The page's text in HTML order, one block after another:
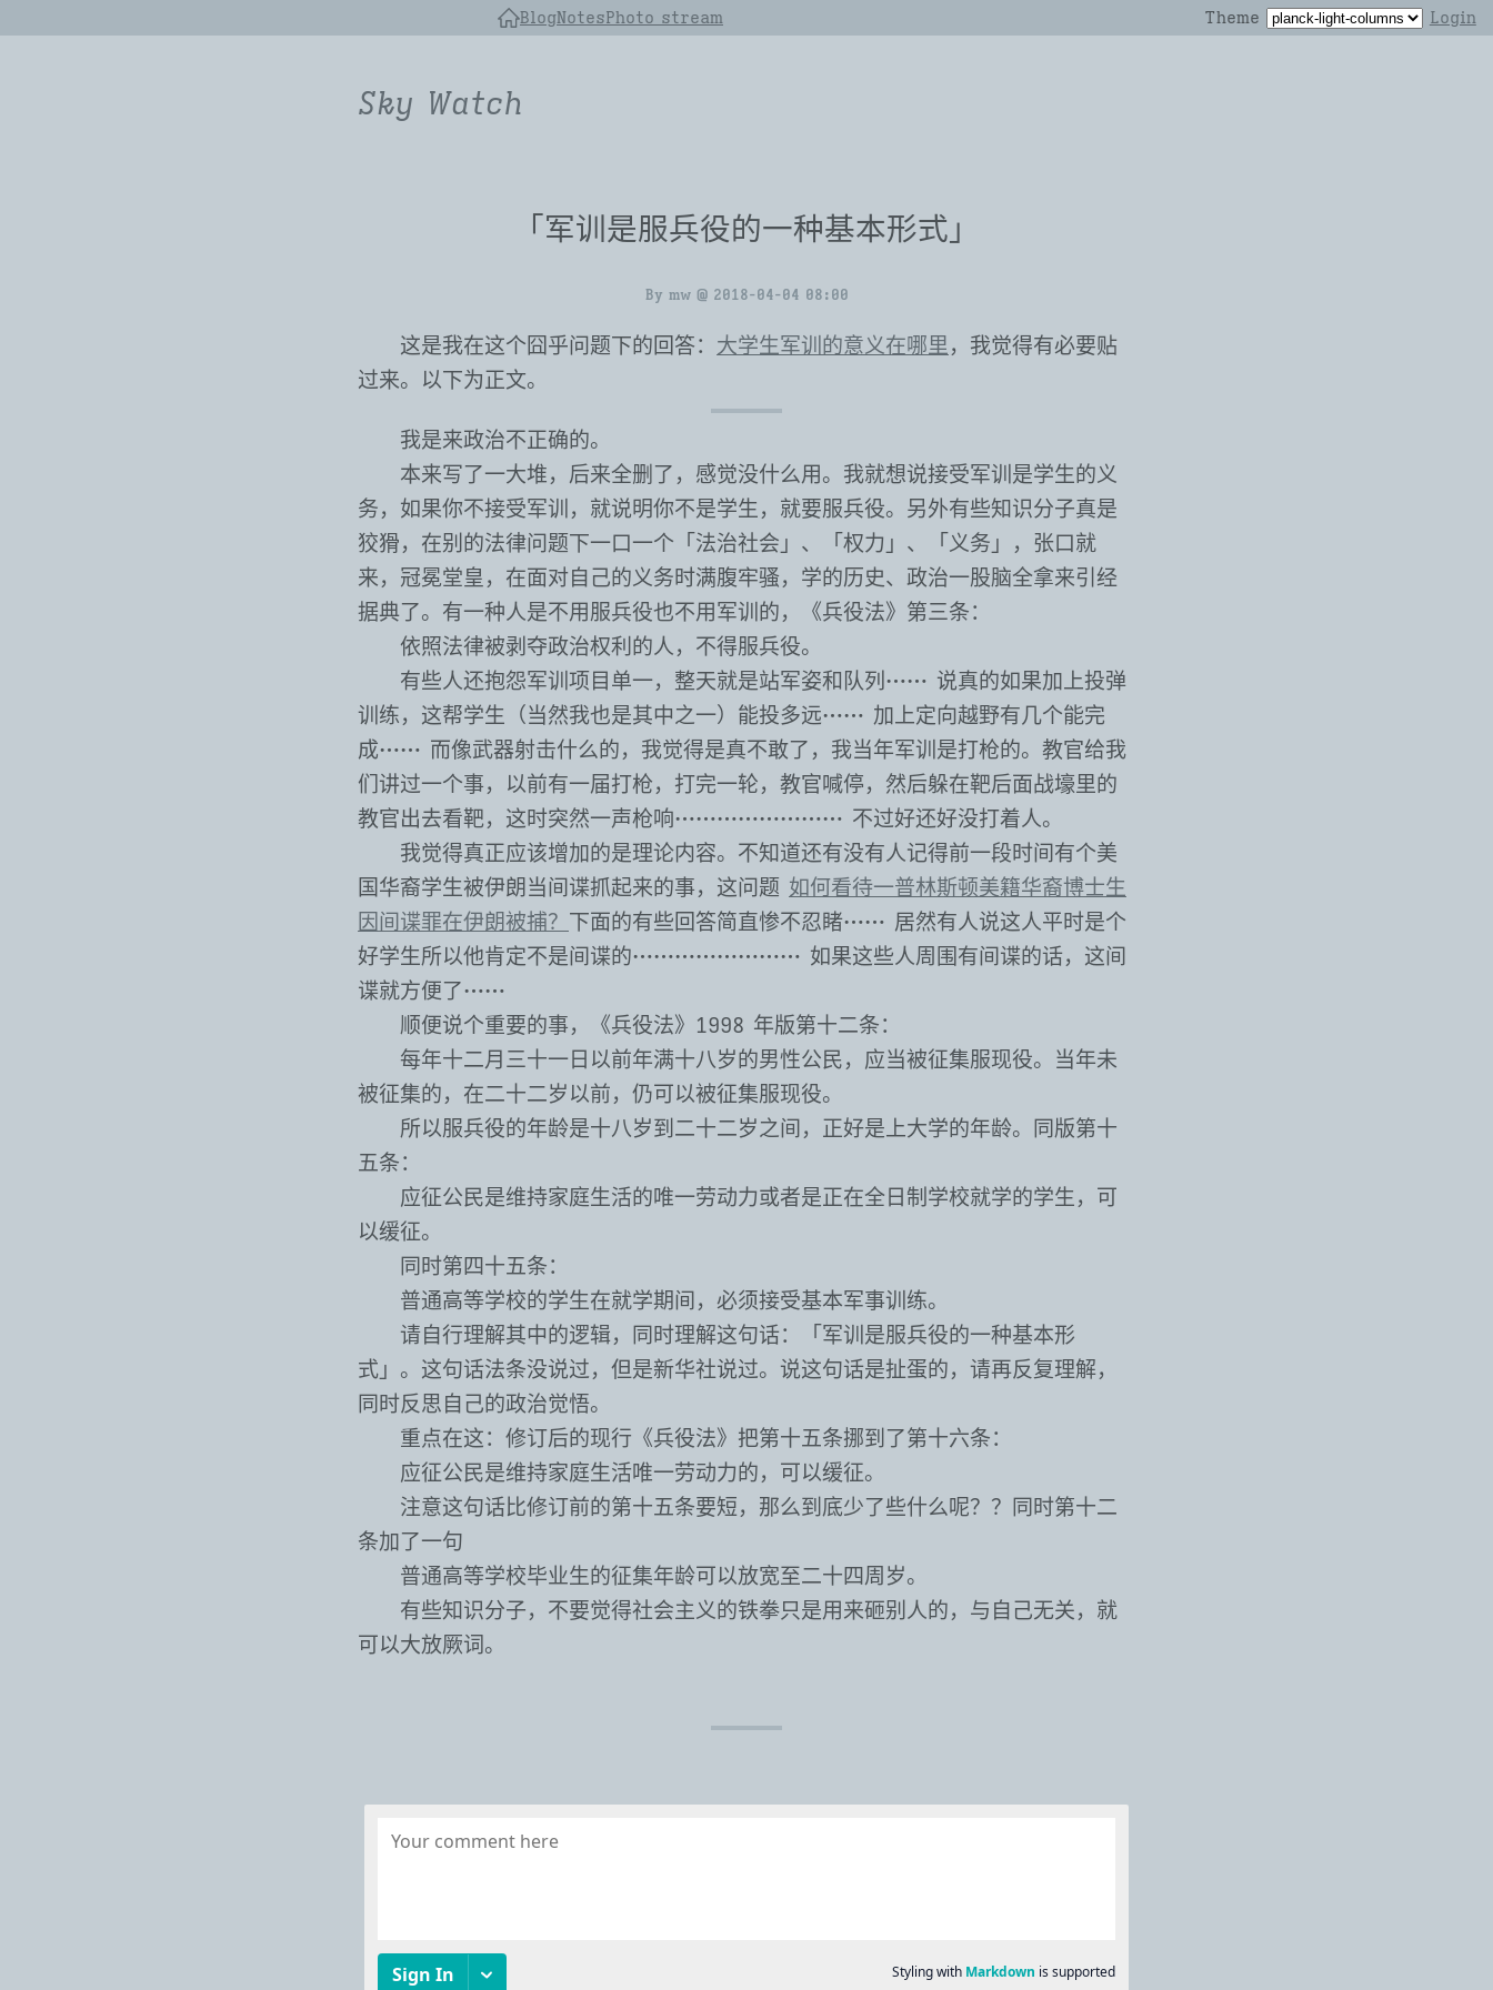
BlogNotesPhoto stream Theme Login
Sky Watch
「军训是服兵役的一种基本形式」
By mw@2018-04-04 08:00
这是我在这个囧乎问题下的回答： 大学生军训的意义在哪里，我觉得有必要贴
过来。以下为正文。
我是来政治不正确的。
本来写了一大堆，后来全删了，感觉没什么用。我就想说接受军训是学生的义
务，如果你不接受军训，就说明你不是学生，就要服兵役。另外有些知识分子真是
狡猾，在别的法律问题下一口一个「法治社会」、「权力」、「义务」，张口就
来，冠冕堂皇，在面对自己的义务时满腹牢骚，学的历史、政治一股脑全拿来引经
据典了。有一种人是不用服兵役也不用军训的，《兵役法》第三条：
依照法律被剥夺政治权利的人，不得服兵役。
有些人还抱怨军训项目单一，整天就是站军姿和队列⋯⋯ 说真的如果加上投弹
训练，这帮学生（当然我也是其中之一）能投多远⋯⋯ 加上定向越野有几个能完
成⋯⋯ 而像武器射击什么的，我觉得是真不敢了，我当年军训是打枪的。教官给我
们讲过一个事，以前有一届打枪，打完一轮，教官喊停，然后躲在靶后面战壕里的
教官出去看靶，这时突然一声枪响⋯⋯⋯⋯⋯⋯⋯⋯ 不过好还好没打着人。
我觉得真正应该增加的是理论内容。不知道还有没有人记得前一段时间有个美
国华裔学生被伊朗当间谍抓起来的事，这问题 如何看待一普林斯顿美籍华裔博士生
因间谍罪在伊朗被捕？ 下面的有些回答简直惨不忍睹⋯⋯ 居然有人说这人平时是个
好学生所以他肯定不是间谍的⋯⋯⋯⋯⋯⋯⋯⋯ 如果这些人周围有间谍的话，这间
谍就方便了⋯⋯
顺便说个重要的事，《兵役法》1998 年版第十二条：
每年十二月三十一日以前年满十八岁的男性公民，应当被征集服现役。当年未
被征集的，在二十二岁以前，仍可以被征集服现役。
所以服兵役的年龄是十八岁到二十二岁之间，正好是上大学的年龄。同版第十
五条：
应征公民是维持家庭生活的唯一劳动力或者是正在全日制学校就学的学生，可
以缓征。
同时第四十五条：
普通高等学校的学生在就学期间，必须接受基本军事训练。
请自行理解其中的逻辑，同时理解这句话：「军训是服兵役的一种基本形
式」。这句话法条没说过，但是新华社说过。说这句话是扯蛋的，请再反复理解，
同时反思自己的政治觉悟。
重点在这：修订后的现行《兵役法》把第十五条挪到了第十六条：
应征公民是维持家庭生活唯一劳动力的，可以缓征。
注意这句话比修订前的第十五条要短，那么到底少了些什么呢？？同时第十二
条加了一句
普通高等学校毕业生的征集年龄可以放宽至二十四周岁。
有些知识分子，不要觉得社会主义的铁拳只是用来砸别人的，与自己无关，就
可以大放厥词。